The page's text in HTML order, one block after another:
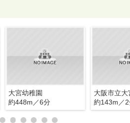
大宮幼稚園
約448m／6分
大阪市立大
約143m／